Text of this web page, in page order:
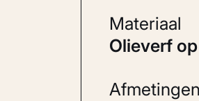
Materiaal
Olieverf
Afmetingen